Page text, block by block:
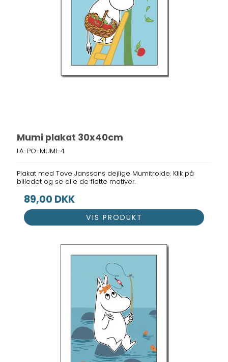
Mumi plakat 30x40cm
LA-PO-MUMI-4
Plakat med Tove Janssons dejlige Mumitrolde. Klik på
billedet og se alle de flotte motiver.
89,00 DKK
VIS PRODUKT